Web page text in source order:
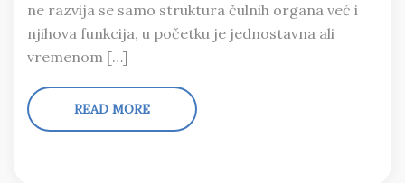
ne razvija se samo struktura čulnih organa već i
njihova funkcija, u početku je jednostavna ali
vremenom […]
READ MORE